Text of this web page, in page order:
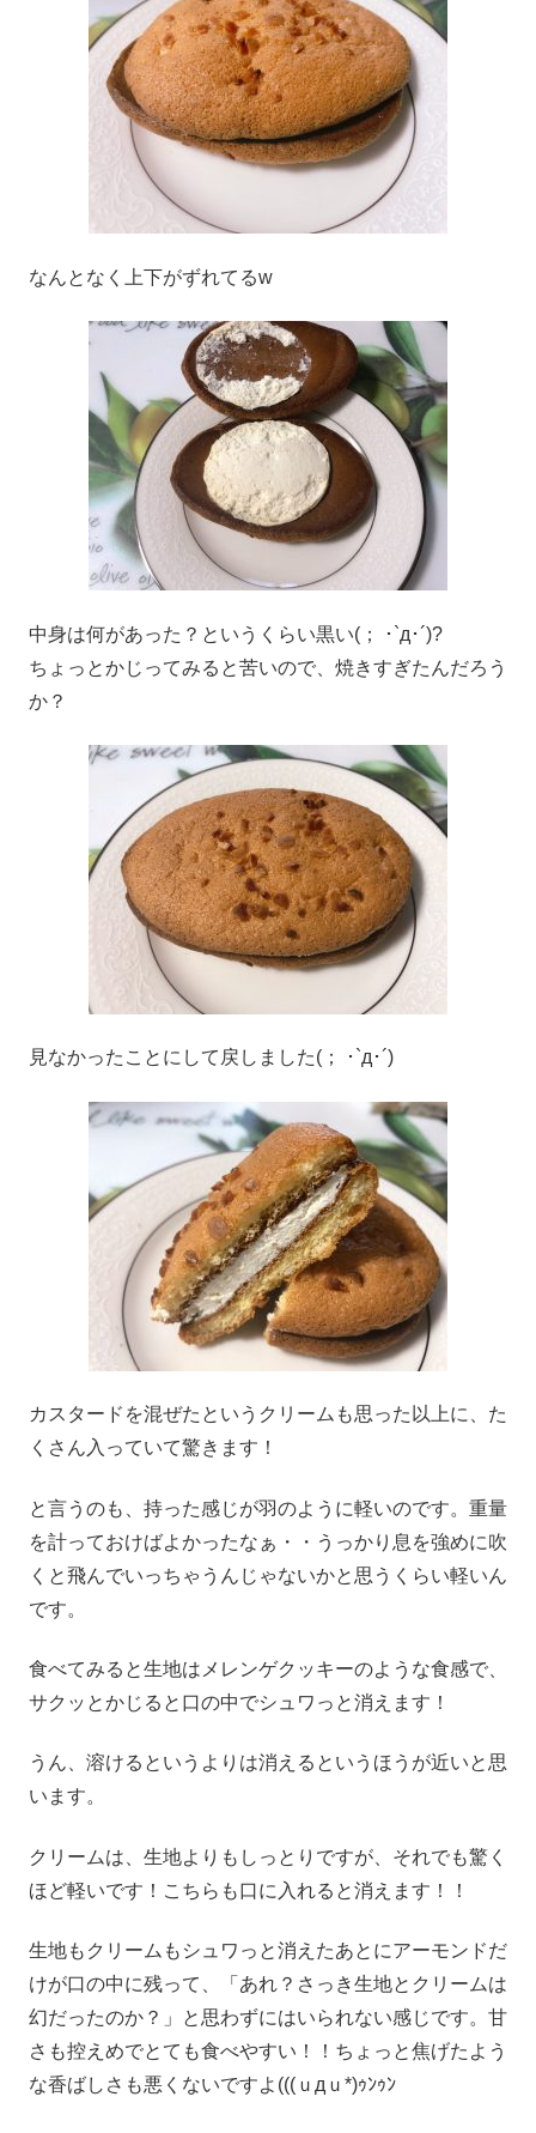
なんとなく上下がずれてるw
中身は何があった？というくらい黒い(； ･`д･´)?
ちょっとかじってみると苦いので、焼きすぎたんだろう
か？
見なかったことにして戻しました(； ･`д･´)
カスタードを混ぜたというクリームも思った以上に、た
くさん入っていて驚きます！
と言うのも、持った感じが羽のように軽いのです。重量
を計っておけばよかったなぁ・・うっかり息を強めに吹
くと飛んでいっちゃうんじゃないかと思うくらい軽いん
です。
食べてみると生地はメレンゲクッキーのような食感で、
サクッとかじると口の中でシュワっと消えます！
うん、溶けるというよりは消えるというほうが近いと思
います。
クリームは、生地よりもしっとりですが、それでも驚く
ほど軽いです！こちらも口に入れると消えます！！
生地もクリームもシュワっと消えたあとにアーモンドだ
けが口の中に残って、「あれ？さっき生地とクリームは
幻だったのか？」と思わずにはいられない感じです。甘
さも控えめでとても食べやすい！！ちょっと焦げたよう
な香ばしさも悪くないですよ(((ｕдｕ*)ｩﾝｩﾝ